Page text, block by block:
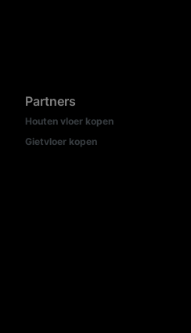
Partners
Houten vloer kopen
Gietvloer kopen